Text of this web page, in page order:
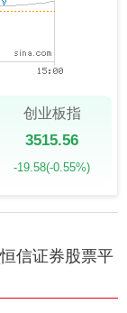
创业板指
3515.56
-19.58(-0.55%)
信证券股票平